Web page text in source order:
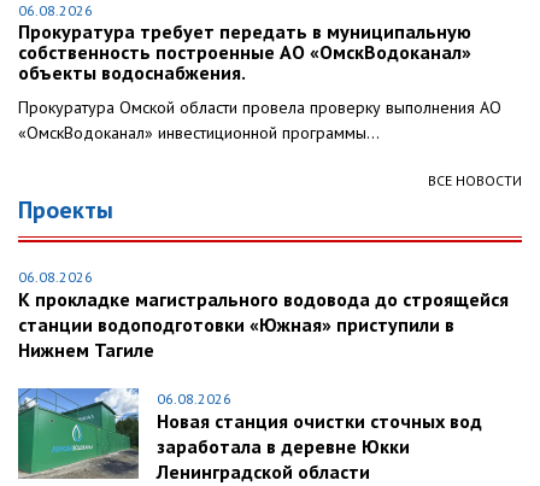
06.08.2026
Прокуратура требует передать в муниципальную
собственность построенные АО «ОмскВодоканал»
объекты водоснабжения.
Прокуратура Омской области провела проверку выполнения АО
«ОмскВодоканал» инвестиционной программы...
ВСЕ НОВОСТИ
Проекты
06.08.2026
К прокладке магистрального водовода до строящейся
станции водоподготовки «Южная» приступили в
Нижнем Тагиле
06.08.2026
Новая станция очистки сточных вод
заработала в деревне Юкки
Ленинградской области